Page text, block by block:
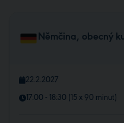
Němčina, obecný
22.2.2027
17:00 - 18:30 (15 x 90 minut)